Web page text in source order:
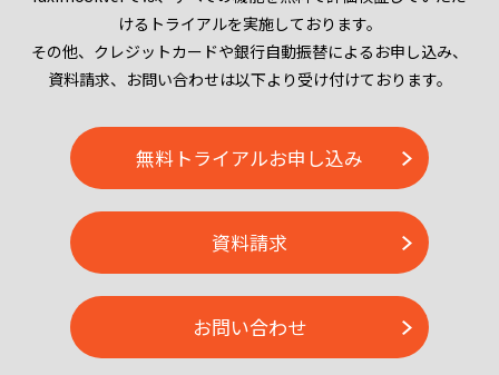
けるトライアルを実施しております。
その他、クレジットカードや銀行自動振替によるお申し込み、
資料請求、お問い合わせは以下より受け付けております。
無料トライアルお申し込み
資料請求
お問い合わせ